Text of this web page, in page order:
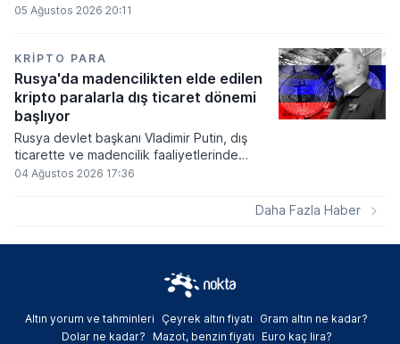
basmaya zorlayacağını ve bu durumun
kayıplarının tetikleyeceği kredi krizinin
küresel likidite artışına yol açacağını belirtti
ve bitcoinin bu süreçte en hızlı tepki veren
varlık olacağı vurguladı.
05 Ağustos 2026 20:11
KRIPTO PARA
Rusya'da madencilikten elde edilen
kripto paralarla dış ticaret dönemi
başlıyor
Rusya devlet başkanı Vladimir Putin, dış
ticarette ve madencilik faaliyetlerinde
kripto varlıkların kullanımına onay veren
04 Ağustos 2026 17:36
Daha Fazla Haber
Altın yorum ve tahminleri Çeyrek altın fiyatı
Gram altın ne kadar?
Dolar ne kadar?
Mazot, benzin fiyatı
Euro kaç lira?